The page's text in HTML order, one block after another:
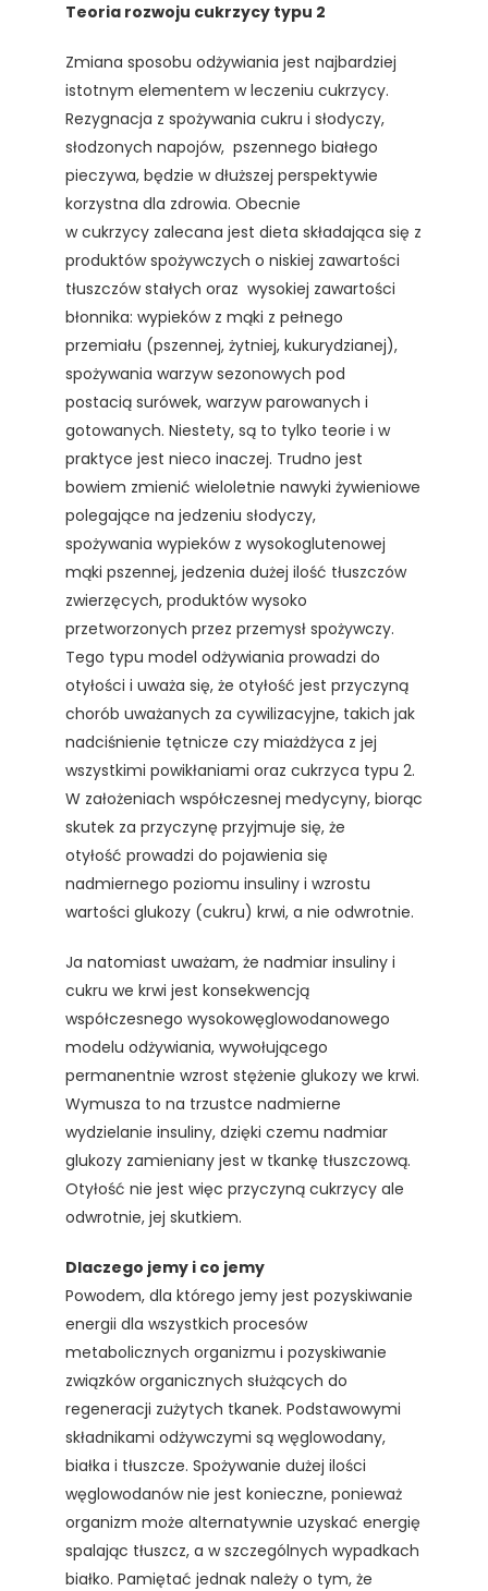
Teoria rozwoju cukrzycy typu 2
Zmiana sposobu odżywiania jest najbardziej
istotnym elementem w leczeniu cukrzycy.
Rezygnacja z spożywania cukru i słodyczy,
słodzonych napojów, pszennego białego
pieczywa, będzie w dłuższej perspektywie
korzystna dla zdrowia. Obecnie
w cukrzycy zalecana jest dieta składająca się z
produktów spożywczych o niskiej zawartości
tłuszczów stałych oraz wysokiej zawartości
błonnika: wypieków z mąki z pełnego
przemiału (pszennej, żytniej, kukurydzianej),
spożywania warzyw sezonowych pod
postacią surówek, warzyw parowanych i
gotowanych. Niestety, są to tylko teorie i w
praktyce jest nieco inaczej. Trudno jest
bowiem zmienić wieloletnie nawyki żywieniowe
polegające na jedzeniu słodyczy,
spożywania wypieków z wysokoglutenowej
mąki pszennej, jedzenia dużej ilość tłuszczów
zwierzęcych, produktów wysoko
przetworzonych przez przemysł spożywczy.
Tego typu model odżywiania prowadzi do
otyłości i uważa się, że otyłość jest przyczyną
chorób uważanych za cywilizacyjne, takich jak
nadciśnienie tętnicze czy miażdżyca z jej
wszystkimi powikłaniami oraz cukrzyca typu 2.
W założeniach współczesnej medycyny, biorąc
skutek za przyczynę przyjmuje się, że
otyłość prowadzi do pojawienia się
nadmiernego poziomu insuliny i wzrostu
wartości glukozy (cukru) krwi, a nie odwrotnie.
Ja natomiast uważam, że nadmiar insuliny i
cukru we krwi jest konsekwencją
współczesnego wysokowęglowodanowego
modelu odżywiania, wywołującego
permanentnie wzrost stężenie glukozy we krwi.
Wymusza to na trzustce nadmierne
wydzielanie insuliny, dzięki czemu nadmiar
glukozy zamieniany jest w tkankę tłuszczową.
Otyłość nie jest więc przyczyną cukrzycy ale
odwrotnie, jej skutkiem.
Dlaczego jemy i co jemy
Powodem, dla którego jemy jest pozyskiwanie
energii dla wszystkich procesów
metabolicznych organizmu i pozyskiwanie
związków organicznych służących do
regeneracji zużytych tkanek. Podstawowymi
składnikami odżywczymi są węglowodany,
białka i tłuszcze. Spożywanie dużej ilości
węglowodanów nie jest konieczne, ponieważ
organizm może alternatywnie uzyskać energię
spalając tłuszcz, a w szczególnych wypadkach
białko. Pamiętać jednak należy o tym, że